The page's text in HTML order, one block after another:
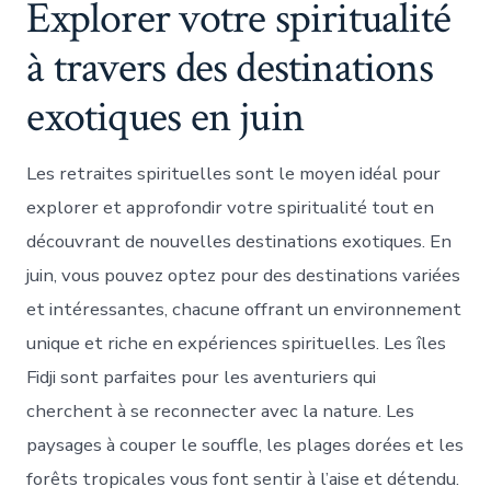
Explorer votre spiritualité
à travers des destinations
exotiques en juin
Les retraites spirituelles sont le moyen idéal pour
explorer et approfondir votre spiritualité tout en
découvrant de nouvelles destinations exotiques. En
juin, vous pouvez optez pour des destinations variées
et intéressantes, chacune offrant un environnement
unique et riche en expériences spirituelles. Les îles
Fidji sont parfaites pour les aventuriers qui
cherchent à se reconnecter avec la nature. Les
paysages à couper le souffle, les plages dorées et les
forêts tropicales vous font sentir à l’aise et détendu.